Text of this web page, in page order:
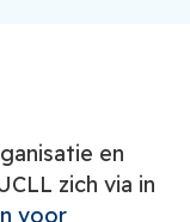
en
zich via in
voor